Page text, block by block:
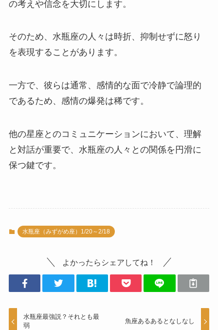
の考えや信念を大切にします。
そのため、水瓶座の人々は時折、抑制せずに怒り
を表現することがあります。
一方で、彼らは通常、感情的な面で冷静で論理的
であるため、感情の爆発は稀です。
他の星座とのコミュニケーションにおいて、理解
と対話が重要で、水瓶座の人々との関係を円滑に
保つ鍵です。
水瓶座（みずがめ座）1/20～2/18
よかったらシェアしてね！
水瓶座最強説？それとも最
弱
魚座あるあるとなしなし